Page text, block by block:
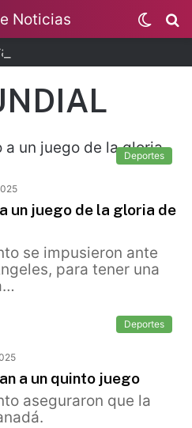
Switch
skin
Deportes
un juego de la gloria de
se impusieron ante
para tener una
Deportes
a un quinto juego
aseguraron que la